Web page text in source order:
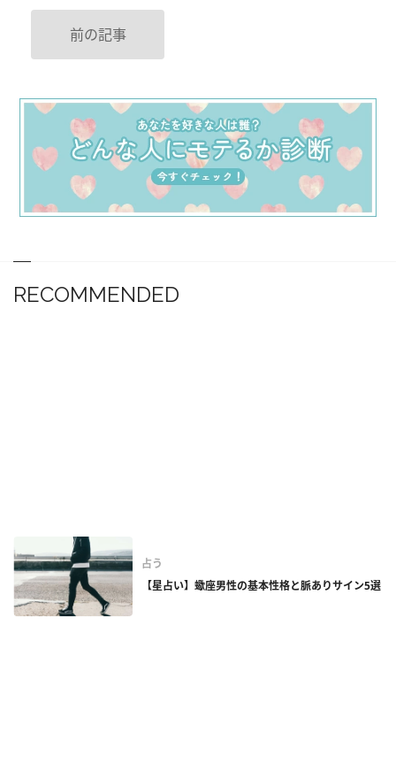
前の記事
RECOMMENDED
占う
【星占い】蠍座男性の基本性格と脈ありサイン5選